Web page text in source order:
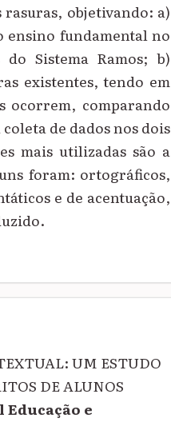
rasuras, objetivando: a)
ensino fundamental no
Sistema Ramos; b)
existentes, tendo em
ocorrem, comparando
de dados nos dois
mais utilizadas são a
foram: ortográficos,
e de acentuação,
UM ESTUDO
DE ALUNOS
e